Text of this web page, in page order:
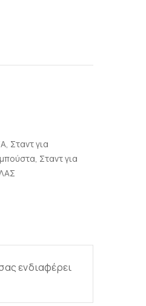
, Σταντ για
μπούστα, Σταντ για
ενδιαφέρει